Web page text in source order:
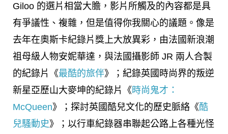
Giloo 的選片相當大膽，影片所觸及的內容都是具
有爭議性、複雜，但是值得你我關心的議題。像是
去年在奧斯卡紀錄片獎上大放異彩，由法國新浪潮
祖母級人物安妮華達，與法國攝影師 JR 兩人合製
的紀錄片《最酷的旅伴》；紀錄英國時尚界的叛逆
新星亞歷山大麥坤的紀錄片《時尚鬼才：
McQueen》；探討英國酷兒文化的歷史脈絡《酷
兒騷動史》；以行車紀錄器串聯起公路上各種光怪